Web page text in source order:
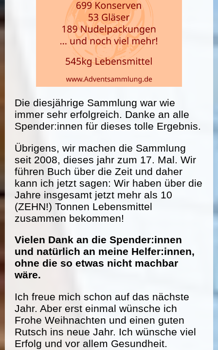
Die diesjährige Sammlung war wie
immer sehr erfolgreich. Danke an alle
Spender:innen für dieses tolle Ergebnis.
Übrigens, wir machen die Sammlung
seit 2008, dieses jahr zum 17. Mal. Wir
führen Buch über die Zeit und daher
kann ich jetzt sagen: Wir haben über die
Jahre insgesamt jetzt mehr als 10
(ZEHN!) Tonnen Lebensmittel
zusammen bekommen!
Vielen Dank an die Spender:innen
und natürlich an meine Helfer:innen,
ohne die so etwas nicht machbar
wäre.
Ich freue mich schon auf das nächste
Jahr. Aber erst einmal wünsche ich
Frohe Weihnachten und einen guten
Rutsch ins neue Jahr. Ich wünsche viel
Erfolg und vor allem Gesundheit.